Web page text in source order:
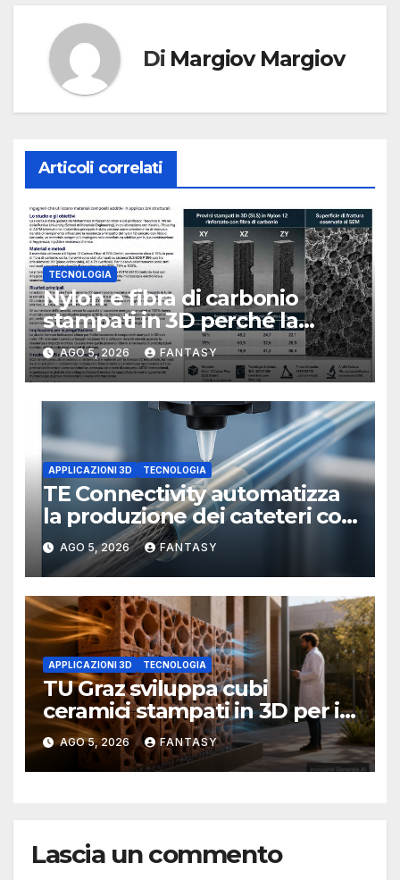
Di Margiov Margiov
Articoli correlati
TECNOLOGIA
Nylon e fibra di carbonio
stampati in 3D perché la
resistenza agli urti dipende
dal processo
AGO 5, 2026 FANTASY
APPLICAZIONI 3D TECNOLOGIA
TE Connectivity automatizza
la produzione dei cateteri con
la stampa 3D
AGO 5, 2026 FANTASY
APPLICAZIONI 3D TECNOLOGIA
TU Graz sviluppa cubi
ceramici stampati in 3D per il
raffrescamento evaporativo
AGO 5, 2026 FANTASY
Lascia un commento